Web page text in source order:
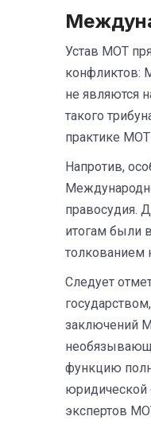
Устав МОТ
конфликтов:
не являются
такого
практике
Напротив,
правосудия.
итогам были
толкованием
Следует
заключений
функцию
юридической
экспертов